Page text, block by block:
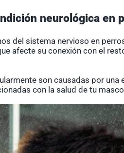
neurológica en
del sistema nervioso en
afecte su conexión con el
son causadas por una
con la salud de tu